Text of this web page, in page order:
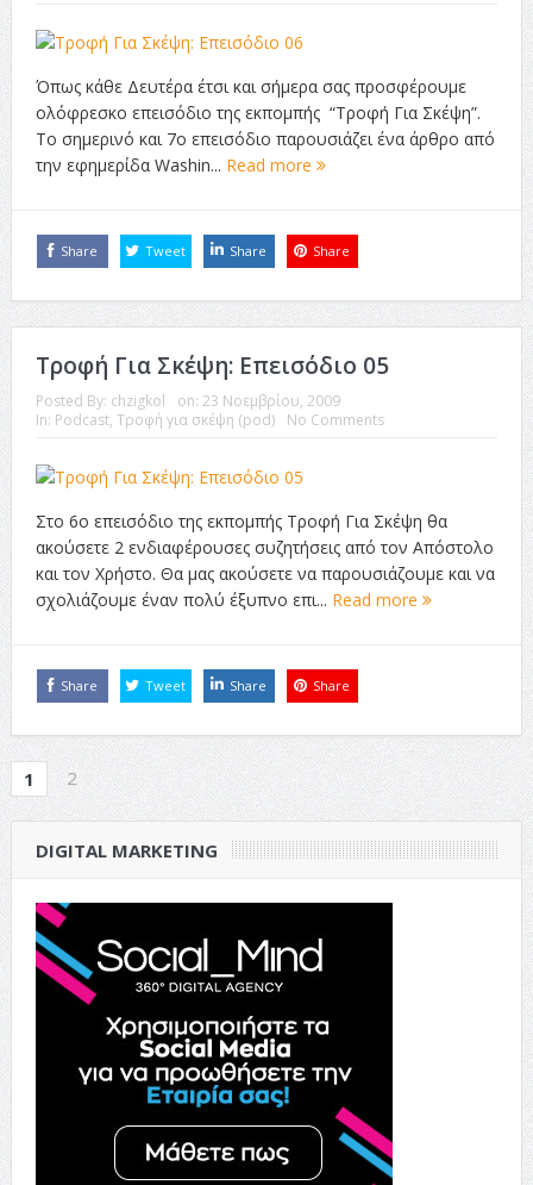
Όπως κάθε Δευτέρα έτσι και σήμερα σας προσφέρουμε
ολόφρεσκο επεισόδιο της εκπομπής “Τροφή Για Σκέψη”.
Το σημερινό και 7ο επεισόδιο παρουσιάζει ένα άρθρο από
την εφημερίδα Washin... Read more
Share Tweet Share Share
Τροφή Για Σκέψη: Επεισόδιο 05
Posted By: chzigkol on: 23 Νοεμβρίου, 2009
In: Podcast, Τροφή για σκέψη (pod) No Comments
Στο 6ο επεισόδιο της εκπομπής Τροφή Για Σκέψη θα
ακούσετε 2 ενδιαφέρουσες συζητήσεις από τον Απόστολο
και τον Χρήστο. Θα μας ακούσετε να παρουσιάζουμε και να
σχολιάζουμε έναν πολύ έξυπνο επι... Read more
Share Tweet Share Share
1 2
DIGITAL MARKETING